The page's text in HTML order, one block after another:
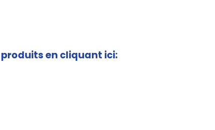
en cliquant ici: